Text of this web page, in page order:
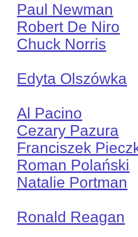
Paul Newman
Robert De Niro
Chuck Norris
Edyta Olszówka
Al Pacino
Cezary Pazura
Franciszek
Roman Polański
Natalie Portman
Ronald Reagan